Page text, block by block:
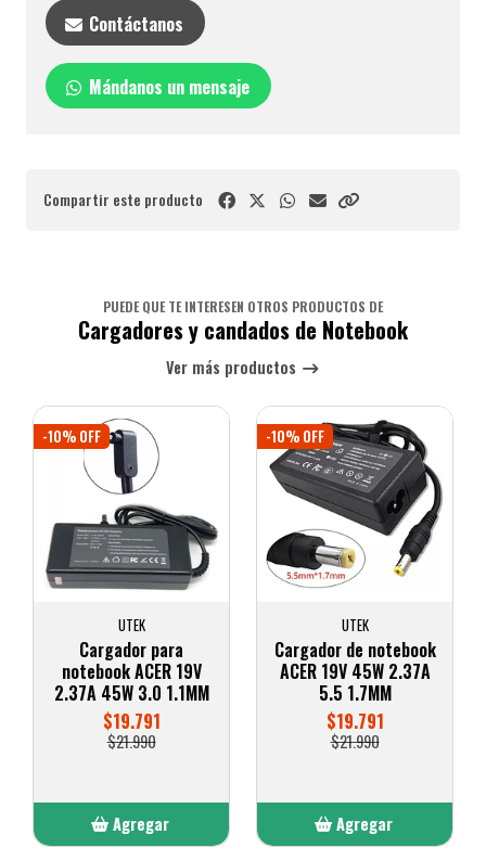
Contáctanos
Mándanos un mensaje
Compartir este producto
PUEDE QUE TE INTERESEN OTROS PRODUCTOS DE
Cargadores y candados de Notebook
Ver más productos
-10% OFF
UTEK
Cargador para
notebook ACER 19V
2.37A 45W 3.0 1.1MM
$19.791
$21.990
Agregar
-10% OFF
UTEK
Cargador de notebook
ACER 19V 45W 2.37A
5.5 1.7MM
$19.791
$21.990
Agregar